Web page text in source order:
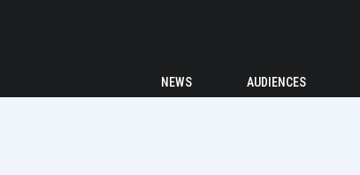
NEWS AUDIENCES